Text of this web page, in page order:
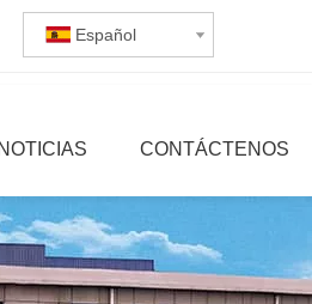
Español
NOTICIAS CONTÁCTENOS